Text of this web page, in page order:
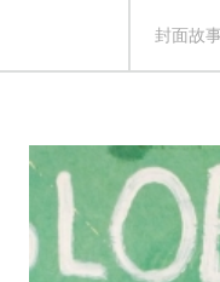
封面故